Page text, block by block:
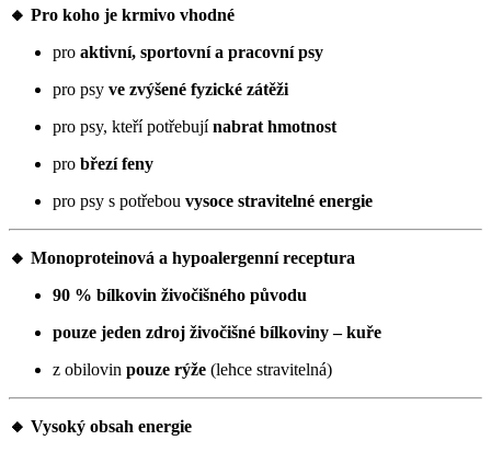
🔸 Pro koho je krmivo vhodné
pro aktivní, sportovní a pracovní psy
pro psy ve zvýšené fyzické zátěži
pro psy, kteří potřebujínabrat hmotnost
pro březí feny
pro psy s potřebou vysoce stravitelné energie
🔸 Monoproteinová a hypoalergenní receptura
90 % bílkovin živočišného původu
pouze jeden zdroj živočišné bílkoviny – kuře
z obilovin pouze rýže (lehce stravitelná)
🔸 Vysoký obsah energie